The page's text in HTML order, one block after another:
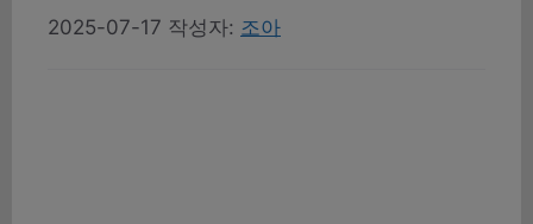
2025-07-17 작성자: 조아